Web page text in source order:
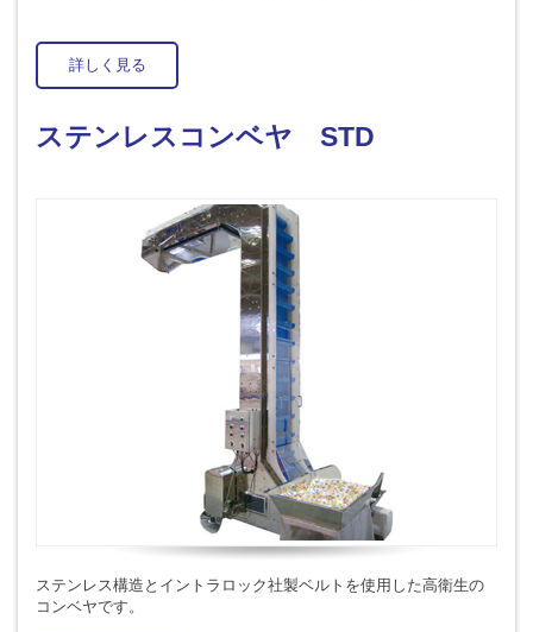
詳しく見る
ステンレスコンベヤ STD
ステンレス構造とイントラロック社製ベルトを使用した高衛生の
コンベヤです。